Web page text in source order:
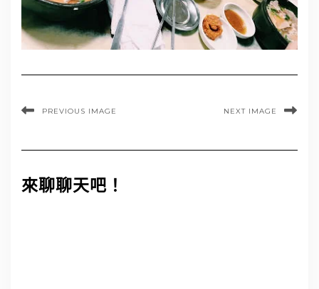
PREVIOUS IMAGE NEXT IMAGE
來聊聊天吧！